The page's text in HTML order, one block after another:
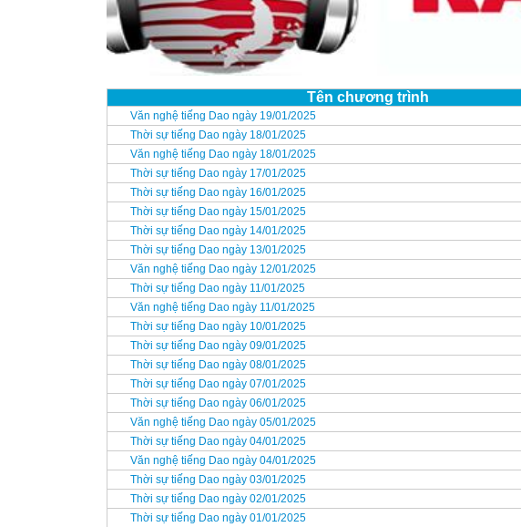
Tên chương trình
Văn nghệ tiếng Dao ngày 19/01/2025
Thời sự tiếng Dao ngày 18/01/2025
Văn nghệ tiếng Dao ngày 18/01/2025
Thời sự tiếng Dao ngày 17/01/2025
Thời sự tiếng Dao ngày 16/01/2025
Thời sự tiếng Dao ngày 15/01/2025
Thời sự tiếng Dao ngày 14/01/2025
Thời sự tiếng Dao ngày 13/01/2025
Văn nghệ tiếng Dao ngày 12/01/2025
Thời sự tiếng Dao ngày 11/01/2025
Văn nghệ tiếng Dao ngày 11/01/2025
Thời sự tiếng Dao ngày 10/01/2025
Thời sự tiếng Dao ngày 09/01/2025
Thời sự tiếng Dao ngày 08/01/2025
Thời sự tiếng Dao ngày 07/01/2025
Thời sự tiếng Dao ngày 06/01/2025
Văn nghệ tiếng Dao ngày 05/01/2025
Thời sự tiếng Dao ngày 04/01/2025
Văn nghệ tiếng Dao ngày 04/01/2025
Thời sự tiếng Dao ngày 03/01/2025
Thời sự tiếng Dao ngày 02/01/2025
Thời sự tiếng Dao ngày 01/01/2025